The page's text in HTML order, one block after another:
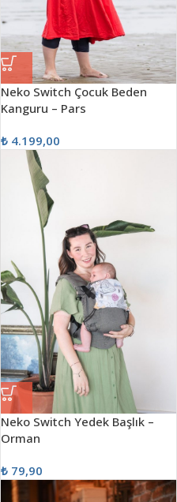
Neko Switch Çocuk Beden
Kanguru – Pars
₺4.199,00
Neko Switch Yedek Başlık –
Orman
₺79,90